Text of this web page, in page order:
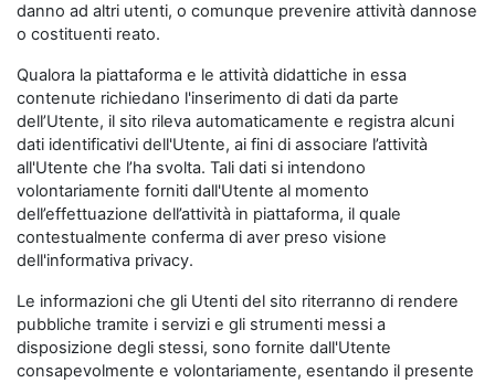
danno ad altri utenti, o comunque prevenire attività dannose
o costituenti reato.
Qualora la piattaforma e le attività didattiche in essa
contenute richiedano l'inserimento di dati da parte
dell’Utente, il sito rileva automaticamente e registra alcuni
dati identificativi dell'Utente, ai fini di associare l’attività
all'Utente che l’ha svolta. Tali dati si intendono
volontariamente forniti dall'Utente al momento
dell’effettuazione dell’attività in piattaforma, il quale
contestualmente conferma di aver preso visione
dell'informativa privacy.
Le informazioni che gli Utenti del sito riterranno di rendere
pubbliche tramite i servizi e gli strumenti messi a
disposizione degli stessi, sono fornite dall'Utente
consapevolmente e volontariamente, esentando il presente